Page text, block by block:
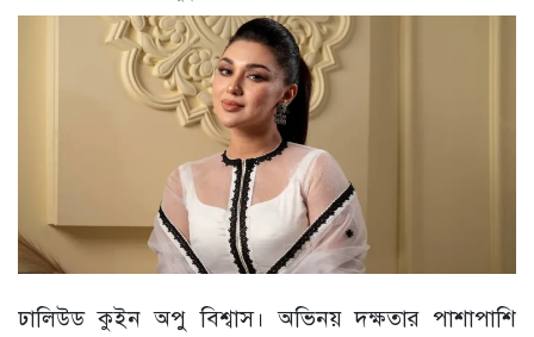
ঢালিউড কুইন অপু বিশ্বাস। অভিনয় দক্ষতার পাশাপাশি